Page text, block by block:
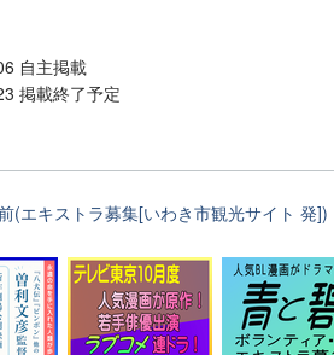
自主掲載
掲載終了予定
(エキストラ募集[いわき市観光サイト 発])